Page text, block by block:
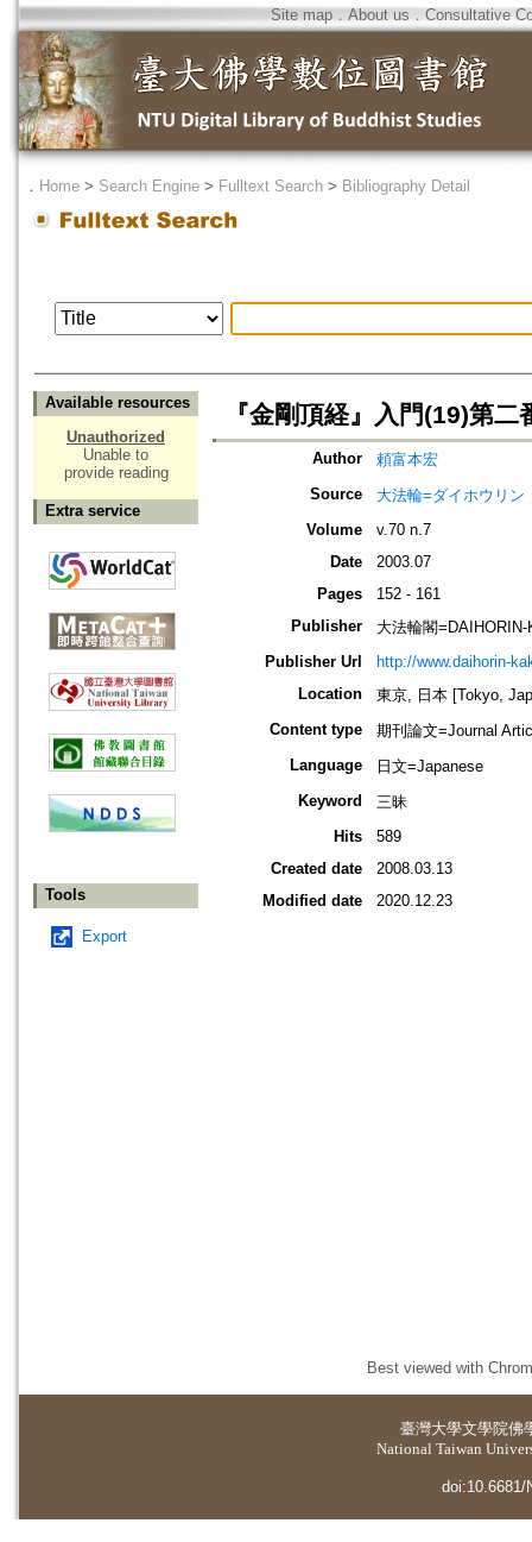
Site map．About us ． Consultative
． Home > Search Engine > Fulltext Search > Bibliography Detail
Available resources
Unauthorized
Unable to
provide reading
Extra service
Tools
Export
『金剛頂経』入門(19)第
Author
頼富本宏
Source
大法輪=ダイホウリン
Volume
v.70 n.7
Date
2003.07
Pages
152 - 161
Publisher
大法輪閣=DAIHORIN-
Publisher Url
http://www.daihorin-
Location
東京, 日本 [Tokyo,
Content type
期刊論文=Journal
Language
日文=Japanese
Keyword
三昧
Hits
589
Created date
2008.03.13
Modified date
2020.12.23
Best viewed with
臺灣大學文學院佛
National Taiwan
doi:10.6681/